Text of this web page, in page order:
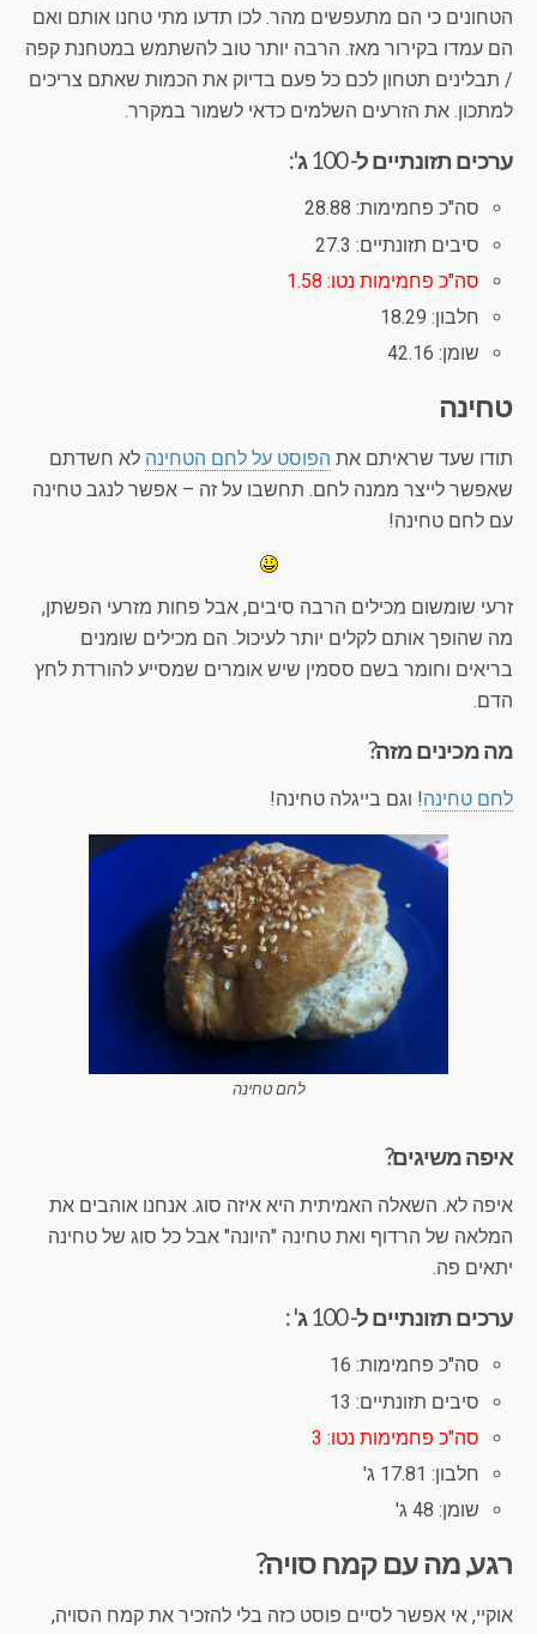
הטחונים כי הם מתעפשים מהר. לכו תדעו מתי טחנו אותם ואם
הם עמדו בקירור מאז. הרבה יותר טוב להשתמש במטחנת קפה
/ תבלינים תטחון לכם כל פעם בדיוק את הכמות שאתם צריכים
למתכון. את הזרעים השלמים כדאי לשמור במקרר.
ערכים תזונתיים ל- 100 ג':
סה"כ פחמימות: 28.88
סיבים תזונתיים: 27.3
סה"כ פחמימות נטו: 1.58
חלבון: 18.29
שומן: 42.16
טחינה
תודו שעד שראיתם את הפוסט על לחם הטחינה לא חשדתם
שאפשר לייצר ממנה לחם. תחשבו על זה – אפשר לנגב טחינה
עם לחם טחינה!
זרעי שומשום מכילים הרבה סיבים, אבל פחות מזרעי הפשתן,
מה שהופך אותם לקלים יותר לעיכול. הם מכילים שומנים
בריאים וחומר בשם ססמין שיש אומרים שמסייע להורדת לחץ
הדם.
מה מכינים מזה?
לחם טחינה! וגם בייגלה טחינה!
לחם טחינה
איפה משיגים?
איפה לא. השאלה האמיתית היא איזה סוג. אנחנו אוהבים את
המלאה של הרדוף ואת טחינה "היונה" אבל כל סוג של טחינה
יתאים פה.
ערכים תזונתיים ל- 100 ג' :
סה"כ פחמימות: 16
סיבים תזונתיים: 13
סה"כ פחמימות נטו: 3
חלבון: 17.81 ג'
שומן: 48 ג'
רגע, מה עם קמח סויה?
אוקיי, אי אפשר לסיים פוסט כזה בלי להזכיר את קמח הסויה,